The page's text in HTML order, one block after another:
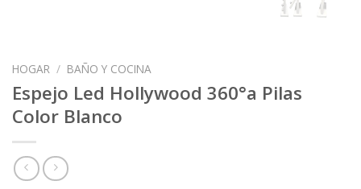
Agregar
HOGAR / BAÑO Y COCINA
Espejo Led Hollywood 360°a Pilas
Color Blanco